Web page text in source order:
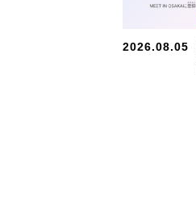
2026.08.05